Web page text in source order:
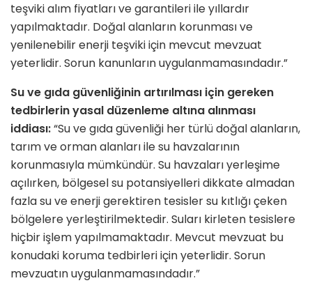
teşviki alım fiyatları ve garantileri ile yıllardır
yapılmaktadır. Doğal alanların korunması ve
yenilenebilir enerji teşviki için mevcut mevzuat
yeterlidir. Sorun kanunların uygulanmamasındadır.”
Su ve gıda güvenliğinin artırılması için gereken
tedbirlerin yasal düzenleme altına alınması
iddiası:“Su ve gıda güvenliği her türlü doğal alanların,
tarım ve orman alanları ile su havzalarının
korunmasıyla mümkündür. Su havzaları yerleşime
açılırken, bölgesel su potansiyelleri dikkate almadan
fazla su ve enerji gerektiren tesisler su kıtlığı çeken
bölgelere yerleştirilmektedir. Suları kirleten tesislere
hiçbir işlem yapılmamaktadır. Mevcut mevzuat bu
konudaki koruma tedbirleri için yeterlidir. Sorun
mevzuatın uygulanmamasındadır.”